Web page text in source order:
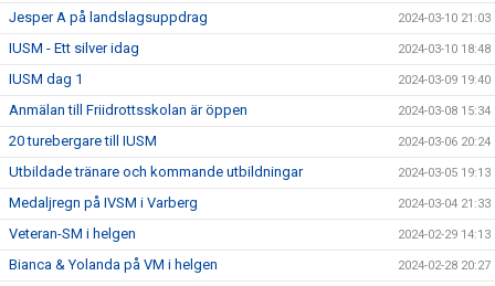
Jesper A på landslagsuppdrag 2024-03-10 21:03
IUSM - Ett silver idag 2024-03-10 18:48
IUSM dag 1 2024-03-09 19:40
Anmälan till Friidrottsskolan är öppen 2024-03-08 15:34
20 turebergare till IUSM 2024-03-06 20:24
Utbildade tränare och kommande utbildningar 2024-03-05 19:13
Medaljregn på IVSM i Varberg 2024-03-04 21:33
Veteran-SM i helgen 2024-02-29 14:13
Bianca & Yolanda på VM i helgen 2024-02-28 20:27